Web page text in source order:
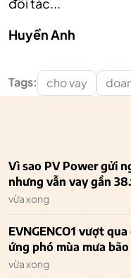
đối tác...
Huyền Anh
Tags: cho vay
Vì sao PV Power gửi
nhưng vẫn vay gần
vừa xong
EVNGENCO1 vượt
ứng phó mùa mưa bão
vừa xong